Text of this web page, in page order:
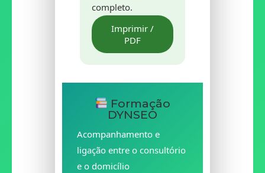
completo.
Imprimir /
PDF
Formação
DYNSEO
Acompanhamento e
ligação entre o consultório
e o domicílio